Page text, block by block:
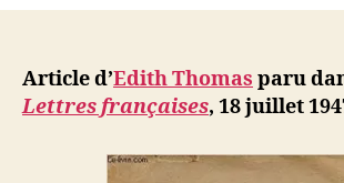
Article d’Edith Thomas paru
Lettres françaises, 18 juillet